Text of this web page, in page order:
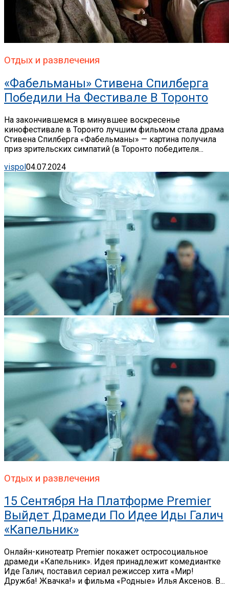
Отдых и развлечения
«Фабельманы» Стивена Спилберга
Победили На Фестивале В Торонто
На закончившемся в минувшее воскресенье
кинофестивале в Торонто лучшим фильмом стала драма
Стивена Спилберга «Фабельманы» — картина получила
приз зрительских симпатий (в Торонто победителя...
vispol04.07.2024
Отдых и развлечения
15 Сентября На Платформе Premier
Выйдет Драмеди По Идее Иды Галич
«Капельник»
Онлайн-кинотеатр Premier покажет остросоциальное
драмеди «Капельник». Идея принадлежит комедиантке
Иде Галич, поставил сериал режиссер хита «Мир!
Дружба! Жвачка!» и фильма «Родные» Илья Аксенов. В...